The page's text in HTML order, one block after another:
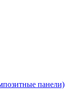
панели)